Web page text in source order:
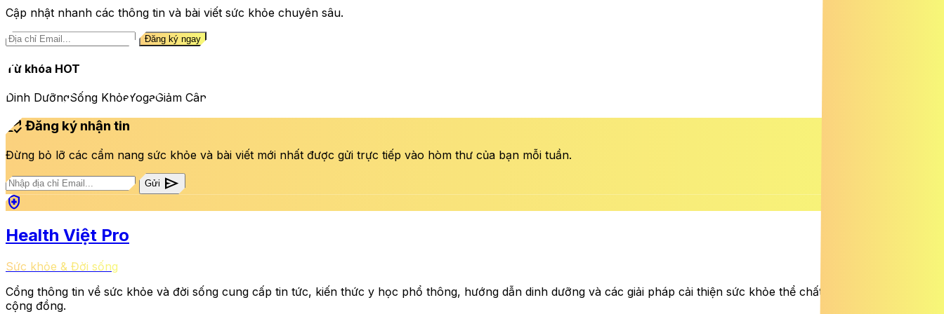
Cập nhật nhanh các thông tin và bài viết sức khỏe chuyên sâu.
Đăng ký ngay
Từ khóa HOT
Dinh DưỡngSống KhỏeYogaGiảm Cân
mark_email_read Đăng ký nhận tin
Đừng bỏ lỡ các cẩm nang sức khỏe và bài viết mới nhất được gửi trực tiếp vào hòm thư của bạn mỗi tuần.
Gửi send
health_and_safety
Health Việt Pro
Sức khỏe & Đời sống
Cổng thông tin về sức khỏe và đời sống cung cấp tin tức, kiến thức y học phổ thông, hướng dẫn dinh dưỡng và các giải pháp cải thiện sức khỏe thể chất lẫn tinh thần cho
cộng đồng.